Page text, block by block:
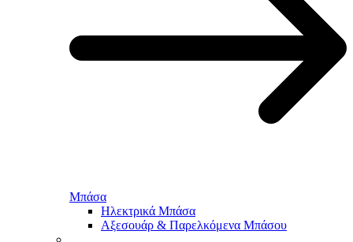
Μπάσα
Ηλεκτρικά Μπάσα
Αξεσουάρ & Παρελκόμενα Μπάσου